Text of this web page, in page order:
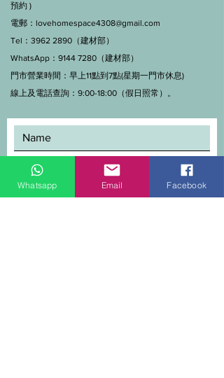
預約 )
電郵： lovehomespace4308@gmail.com
Tel：3962 2890（建材部）
WhatsApp：9144 7280（建材部）
門市營業時間：早上11點到7點(星期一門市休息)
線上及電話查詢：9:00-18:00（假日照常）。
Whatsapp Email Facebook